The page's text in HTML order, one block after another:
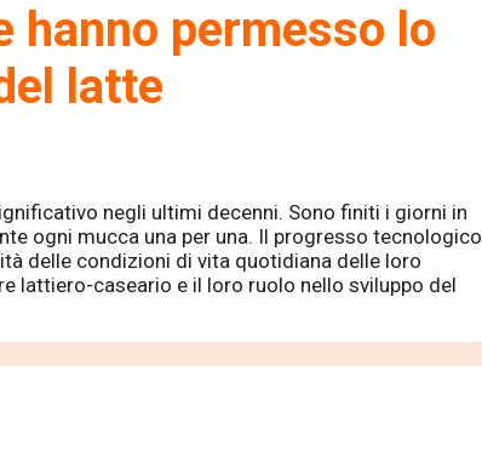
hanno permesso lo
latte
negli ultimi decenni. Sono finiti i giorni in
ogni mucca una per una. Il progresso tecnologico
delle condizioni di vita quotidiana delle loro
lattiero-caseario e il loro ruolo nello sviluppo del